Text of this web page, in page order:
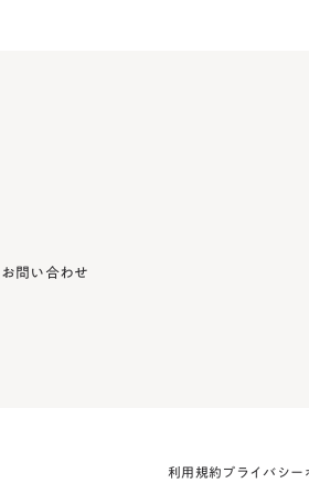
お問い合わせ
利用規約プライバシー